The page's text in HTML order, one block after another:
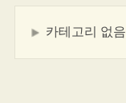
카테고리 없음